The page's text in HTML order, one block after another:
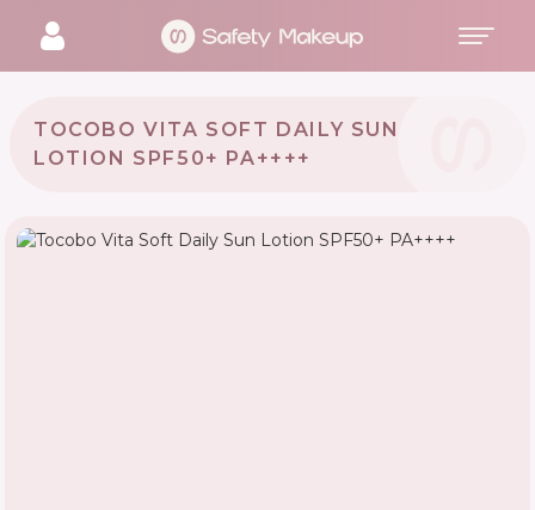
TOCOBO VITA SOFT DAILY SUN
LOTION SPF50+ PA++++